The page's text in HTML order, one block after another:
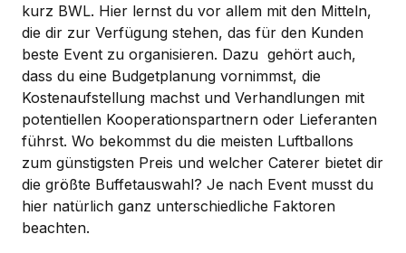
kurz BWL. Hier lernst du vor allem mit den Mitteln,
die dir zur Verfügung stehen, das für den Kunden
beste Event zu organisieren. Dazu gehört auch,
dass du eine Budgetplanung vornimmst, die
Kostenaufstellung machst und Verhandlungen mit
potentiellen Kooperationspartnern oder Lieferanten
führst. Wo bekommst du die meisten Luftballons
zum günstigsten Preis und welcher Caterer bietet dir
die größte Buffetauswahl? Je nach Event musst du
hier natürlich ganz unterschiedliche Faktoren
beachten.